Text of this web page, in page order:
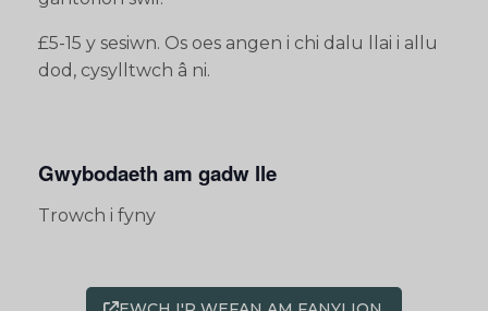
£5-15 y sesiwn. Os oes angen i chi dalu llai i allu
dod, cysylltwch â ni.
Gwybodaeth am gadw lle
Trowch i fyny